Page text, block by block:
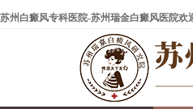
苏州白癜风专科医院-苏州瑞金白癜风医院欢